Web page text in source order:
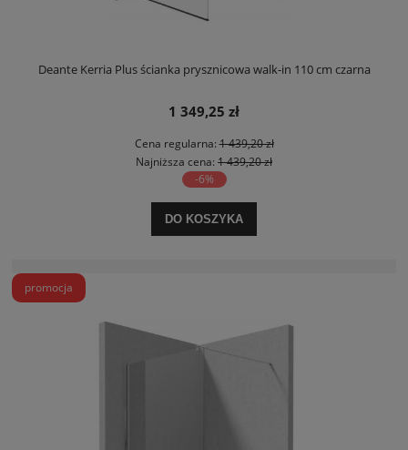
Deante Kerria Plus ścianka prysznicowa walk-in 110 cm czarna
1 349,25 zł
Cena regularna:1 439,20 zł
Najniższa cena: 1 439,20 zł
-6%
DO KOSZYKA
promocja